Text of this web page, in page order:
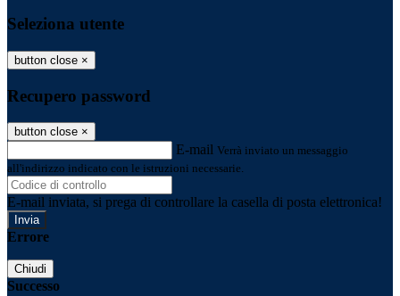
Seleziona utente
button close ×
Recupero password
button close ×
E-mail Verrà inviato un messaggio
all'indirizzo indicato con le istruzioni necessarie.
E-mail inviata, si prega di controllare la casella di posta elettronica!
Errore
Chiudi
Successo